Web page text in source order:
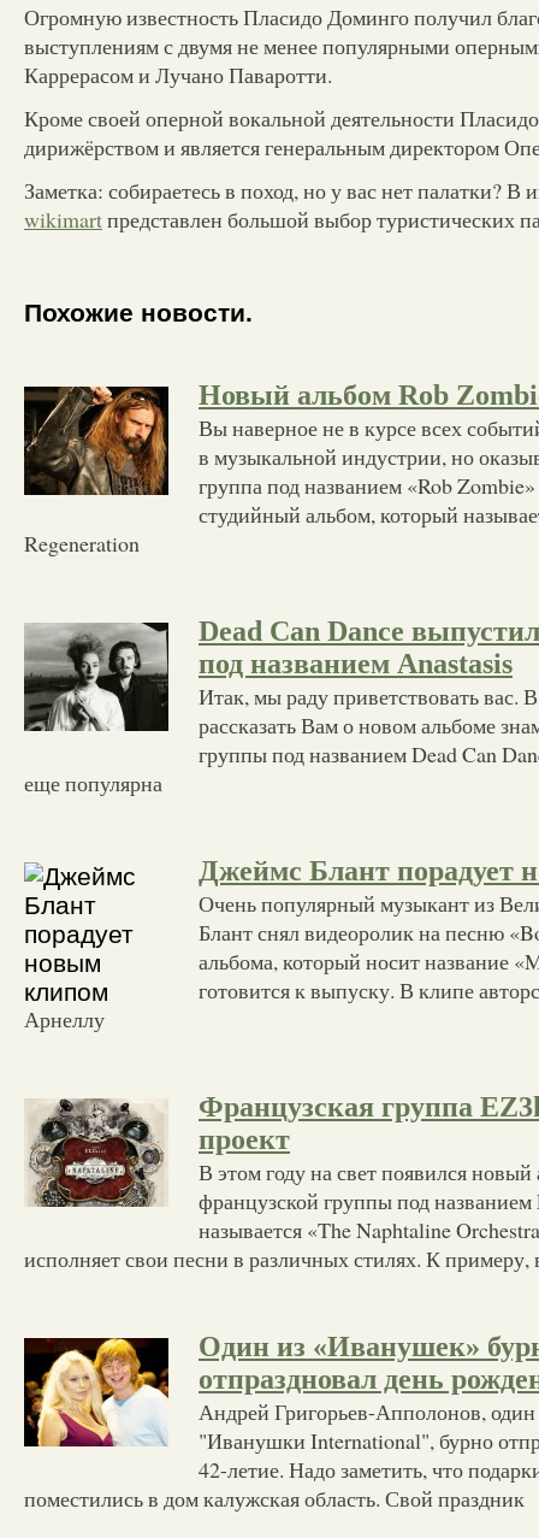
Огромную известность Пласидо Доминго получил
выступлениям с двумя не менее популярными
Каррерасом и Лучано Паваротти.
Кроме своей оперной вокальной деятельности
дирижёрством и является генеральным директором
Заметка: собираетесь в поход, но у вас нет палатки? В
wikimartпредставлен большой выбор туристических
Похожие новости.
Новый альбом Rob
Вы наверное не в курсе всех
в музыкальной индустрии, но
группа под названием «Rob
студийный альбом, который
Regeneration
Dead Can Dance
под названием Anastasis
Итак, мы раду приветствовать вас.
рассказать Вам о новом альбоме
группы под названием Dead Can
еще популярна
Джеймс Блант порадует
Очень популярный музыкант из
Блант снял видеоролик на песню
альбома, который носит название
готовится к выпуску. В клипе
Арнеллу
Французская группа
проект
В этом году на свет появился
французской группы под
называется «The Naphtaline
исполняет свои песни в различных стилях. К примеру,
Один из «Иванушек»
отпраздновал день
Андрей Григорьев-Апполонов,
"Иванушки International", бурно
42-летие. Надо заметить, что
поместились в дом калужская область. Свой праздник